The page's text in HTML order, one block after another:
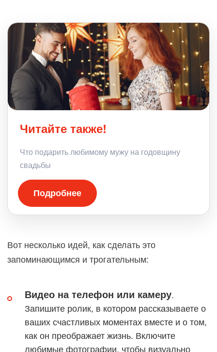
Читайте также!
Что подарить любимому мужу на годовщину
свадьбы
Подробнее
Вот несколько идей, как сделать это
запоминающимся и трогательным:
Видео на телефон или камеру.
Запишите ролик, в котором рассказываете о
ваших счастливых моментах вместе и о том,
как он преображает жизнь. Включите
любимые фотографии, чтобы визуально